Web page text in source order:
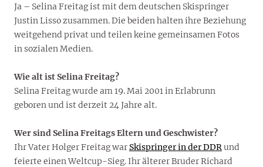
Ja – Selina Freitag ist mit dem deutschen Skispringer
Justin Lisso zusammen. Die beiden halten ihre Beziehung
weitgehend privat und teilen keine gemeinsamen Fotos
in sozialen Medien.
Wie alt ist Selina Freitag?
Selina Freitag wurde am 19. Mai 2001 in Erlabrunn
geboren und ist derzeit 24 Jahre alt.
Wer sind Selina Freitags Eltern und Geschwister?
Ihr Vater Holger Freitag war Skispringer in der DDRund
feierte einen Weltcup-Sieg. Ihr älterer Bruder Richard